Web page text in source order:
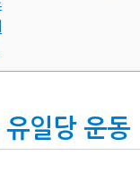
유일당 운동